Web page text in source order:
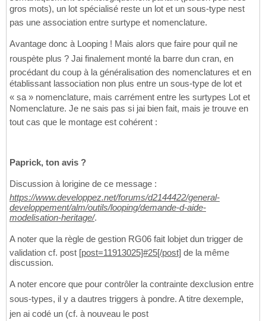
gros mots), un lot spécialisé reste un lot et un sous-type nest
pas une association entre surtype et nomenclature.
Avantage donc à Looping ! Mais alors que faire pour quil ne
rouspète plus ? Jai finalement monté la barre dun cran, en
procédant du coup à la généralisation des nomenclatures et en
établissant lassociation non plus entre un sous-type de lot et
« sa » nomenclature, mais carrément entre les surtypes Lot et
Nomenclature. Je ne sais pas si jai bien fait, mais je trouve en
tout cas que le montage est cohérent :
Paprick, ton avis ?
Discussion à lorigine de ce message :
https://www.developpez.net/forums/d2144422/general-
developpement/alm/outils/looping/demande-d-aide-
modelisation-heritage/.
A noter que la règle de gestion RG06 fait lobjet dun trigger de
validation cf. post [post=11913025]#25[/post] de la même
discussion.
A noter encore que pour contrôler la contrainte dexclusion entre
sous-types, il y a dautres triggers à pondre. A titre dexemple,
jen ai codé un (cf. à nouveau le post